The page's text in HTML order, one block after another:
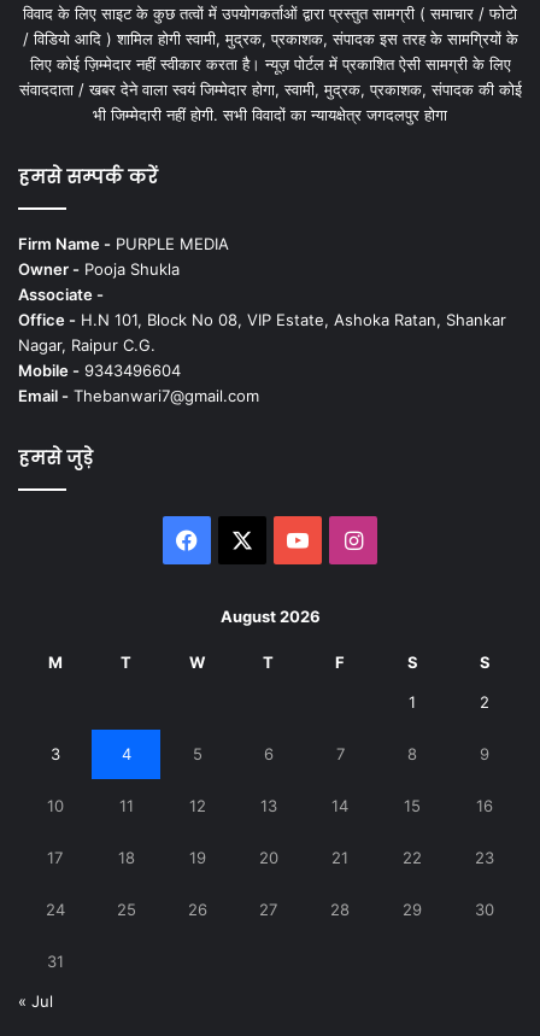
विवाद के लिए साइट के कुछ तत्वों में उपयोगकर्ताओं द्वारा प्रस्तुत सामग्री ( समाचार / फोटो
/ विडियो आदि ) शामिल होगी स्वामी, मुद्रक, प्रकाशक, संपादक इस तरह के सामग्रियों के
लिए कोई ज़िम्मेदार नहीं स्वीकार करता है। न्यूज़ पोर्टल में प्रकाशित ऐसी सामग्री के लिए
संवाददाता / खबर देने वाला स्वयं जिम्मेदार होगा, स्वामी, मुद्रक, प्रकाशक, संपादक की कोई
भी जिम्मेदारी नहीं होगी. सभी विवादों का न्यायक्षेत्र जगदलपुर होगा
हमसे सम्पर्क करें
Firm Name - PURPLE MEDIA
Owner - Pooja Shukla
Associate -
Office - H.N 101, Block No 08, VIP Estate, Ashoka Ratan, Shankar
Nagar, Raipur C.G.
Mobile - 9343496604
Email - Thebanwari7@gmail.com
हमसे जुड़े
Facebook YouTubeInstagram
August 2026
M T W T F S S
1 2
3 4 5 6 7 8 9
10 11 12 13 14 15 16
17 18 19 20 21 22 23
24 25 26 27 28 29 30
31
« Jul